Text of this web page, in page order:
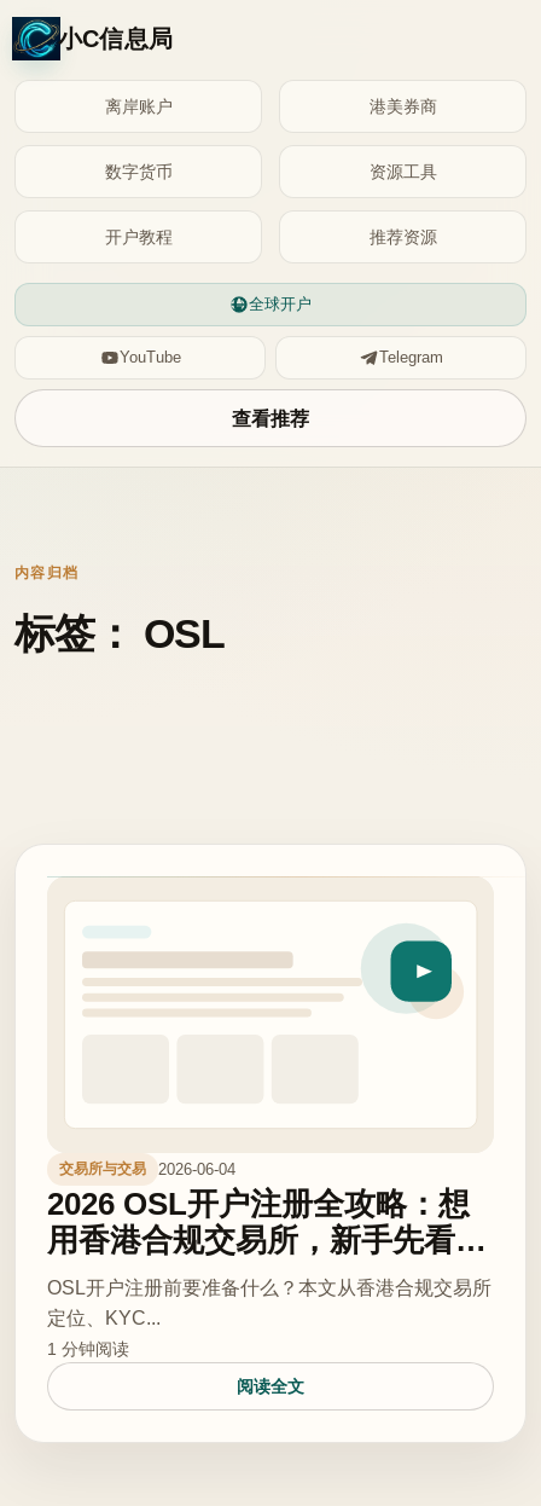
小C信息局
离岸账户 港美券商
数字货币 资源工具
开户教程 推荐资源
全球开户
YouTube Telegram
查看推荐
内容归档
标签： OSL
交易所与交易 2026-06-04
2026 OSL开户注册全攻略：想
用香港合规交易所，新手先看这
份KYC与风险清单
OSL开户注册前要准备什么？本文从香港合规交易所
定位、KYC...
1 分钟阅读
阅读全文